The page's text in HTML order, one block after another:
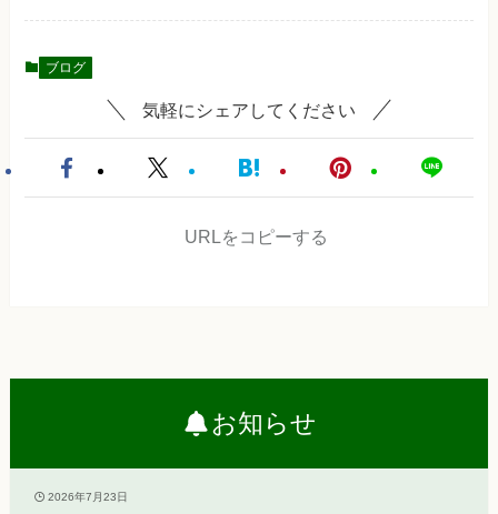
ブログ
気軽にシェアしてください
URLをコピーする
お知らせ
2026年7月23日